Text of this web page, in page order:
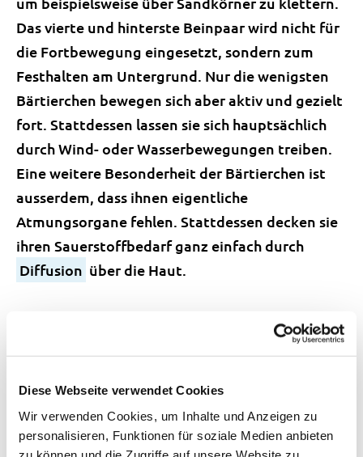
Diese Webseite verwendet Cookies
Wir verwenden Cookies, um Inhalte und Anzeigen zu
personalisieren, Funktionen für soziale Medien anbieten
Das vierte und hinterste Beinpaar wird nicht für
die Fortbewegung eingesetzt, sondern zum
Festhalten am Untergrund. Nur die wenigsten
Bärtierchen bewegen sich aber aktiv und gezielt
fort. Stattdessen lassen sie sich hauptsächlich
durch Wind- oder Wasserbewegungen treiben.
Eine weitere Besonderheit der Bärtierchen ist
ausserdem, dass ihnen eigentliche
Atmungsorgane fehlen. Stattdessen decken sie
ihren Sauerstoffbedarf ganz einfach durch
Diffusion über die Haut